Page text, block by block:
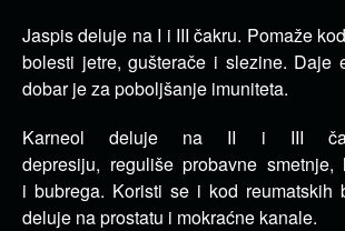
Jaspis deluje na I i III čakru. Pomaže
bolesti jetre, gušterače i slezine. Daje
dobar je za poboljšanje imuniteta.
Karneol deluje na II i III
depresiju, reguliše probavne
i bubrega. Koristi se i kod reumatskih
deluje na prostatu i mokraćne kanale.